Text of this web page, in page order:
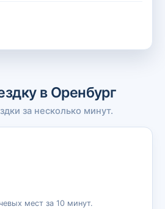
в Оренбург
за несколько минут.
мест за 10 минут.